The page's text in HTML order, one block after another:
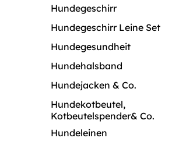
Hundegeschirr
Hundegeschirr Leine Set
Hundegesundheit
Hundehalsband
Hundejacken & Co.
Hundekotbeutel,
Kotbeutelspender& Co.
Hundeleinen